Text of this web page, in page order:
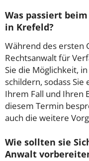
Was passiert
in Krefeld?
Während des ersten
Rechtsanwalt für
Sie die Möglichkeit,
schildern, sodass Sie
Ihrem Fall und Ihren
diesem Termin
auch die weitere
Wie sollten sie
Anwalt